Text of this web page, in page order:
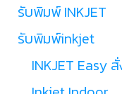
รับพิมพ์ INKJET
รับพิมพ์inkjet
INKJET Easy